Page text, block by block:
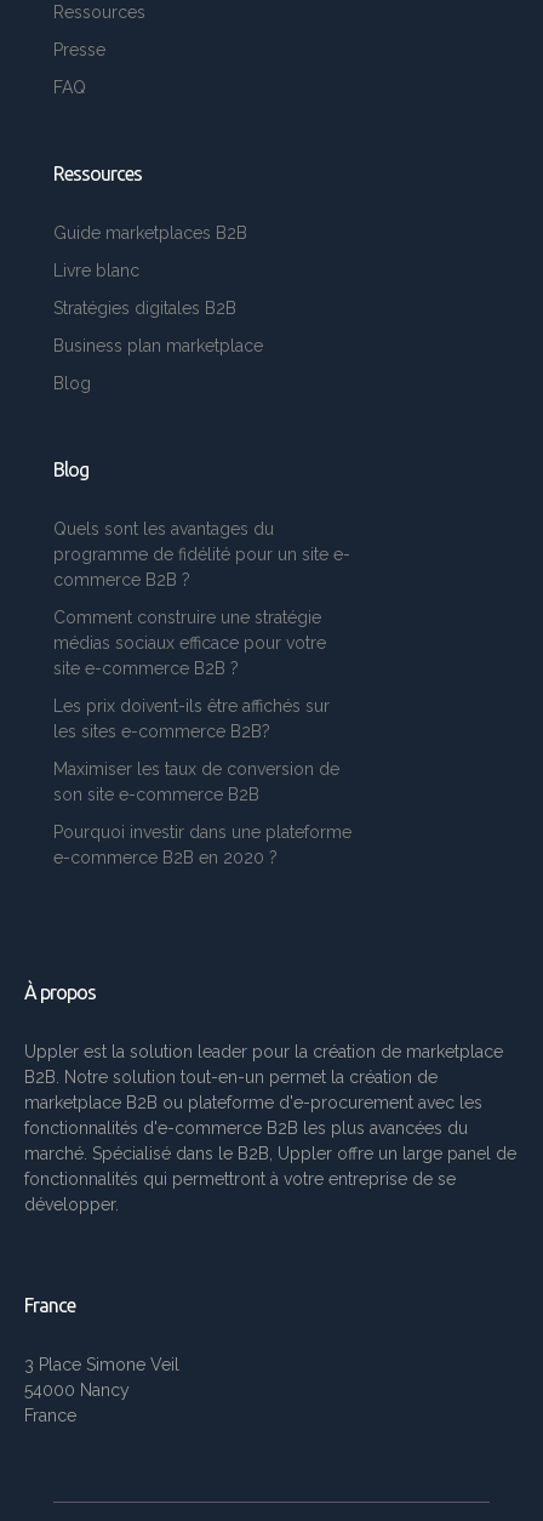
Ressources
Presse
FAQ
Ressources
Guide marketplaces B2B
Livre blanc
Stratégies digitales B2B
Business plan marketplace
Blog
Blog
Quels sont les avantages du
programme de fidélité pour un site e-
commerce B2B ?
Comment construire une stratégie
médias sociaux efficace pour votre
site e-commerce B2B ?
Les prix doivent-ils être affichés sur
les sites e-commerce B2B?
Maximiser les taux de conversion de
son site e-commerce B2B
Pourquoi investir dans une plateforme
e-commerce B2B en 2020 ?
À propos
Uppler est la solution leader pour la création de marketplace
B2B. Notre solution tout-en-un permet la création de
marketplace B2B ou plateforme d'e-procurement avec les
fonctionnalités d'e-commerce B2B les plus avancées du
marché. Spécialisé dans le B2B, Uppler offre un large panel de
fonctionnalités qui permettront à votre entreprise de se
développer.
France
3 Place Simone Veil
54000 Nancy
France